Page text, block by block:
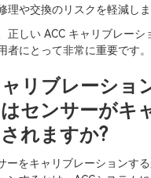
理や交換のリスクを軽減しま
正しい ACC キャリブレーシ
者にとって非常に重要です。
ャリブレーショ
センサーがキ
れますか?
ーをキャリブレーションす